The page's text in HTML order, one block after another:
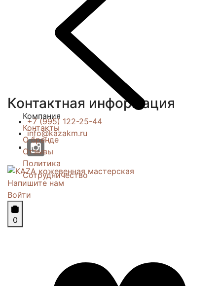
Компания
Контакты
О бренде
Отзывы
Политика
Сотрудничество
Контактная информация
+7 (995) 122-25-44
info@kazakm.ru
Напишите нам
Войти
0